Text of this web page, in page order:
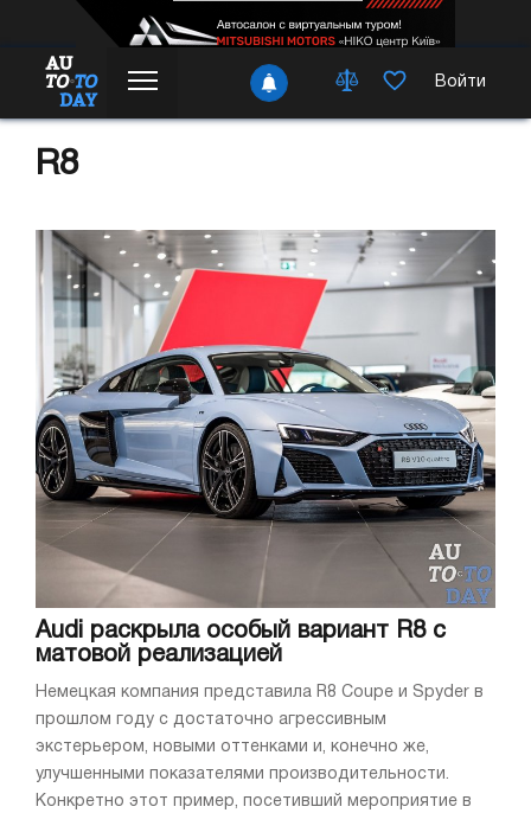
Войти
R8
Audi раскрыла особый вариант R8 с
матовой реализацией
Немецкая компания представила R8 Coupe и Spyder в
прошлом году с достаточно агрессивным
экстерьером, новыми оттенками и, конечно же,
улучшенными показателями производительности.
Конкретно этот пример, посетивший мероприятие в